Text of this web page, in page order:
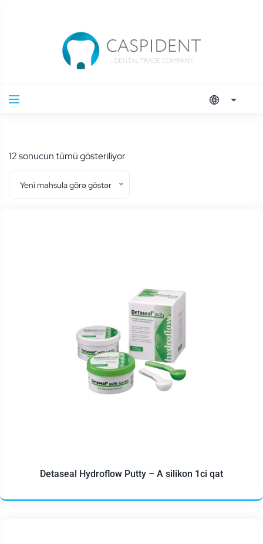
12 sonucun tümü gösteriliyorEn
yeniye
Yeni məhsula görə göstər
Detaseal Hydroflow Putty – A silikon 1ci qat